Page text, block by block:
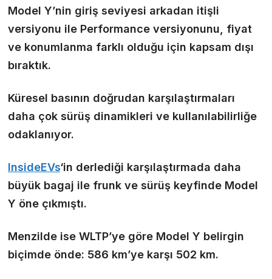
Model Y’nin giriş seviyesi arkadan itişli
versiyonu ile Performance versiyonunu, fiyat
ve konumlanma farklı olduğu için kapsam dışı
bıraktık.
Küresel basının doğrudan karşılaştırmaları
daha çok sürüş dinamikleri ve kullanılabilirliğe
odaklanıyor.
InsideEVs‘in derlediği karşılaştırmada daha
büyük bagaj ile frunk ve sürüş keyfinde Model
Y öne çıkmıştı.
Menzilde ise WLTP’ye göre Model Y belirgin
biçimde önde: 586 km’ye karşı 502 km.